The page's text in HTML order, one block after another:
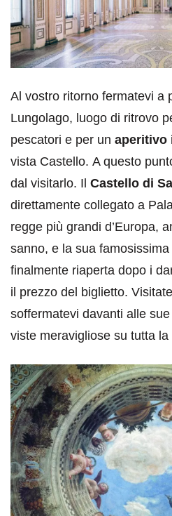
Al vostro ritorno fermatevi a
Lungolago, luogo di ritrovo
pescatori e per un aperitivo
vista Castello. A questo
dal visitarlo. Il Castello di
direttamente collegato a
regge più grandi d’Europa,
sanno, e la sua famosissima
finalmente riaperta dopo i
il prezzo del biglietto.
soffermatevi davanti alle
viste meravigliose su tutta la